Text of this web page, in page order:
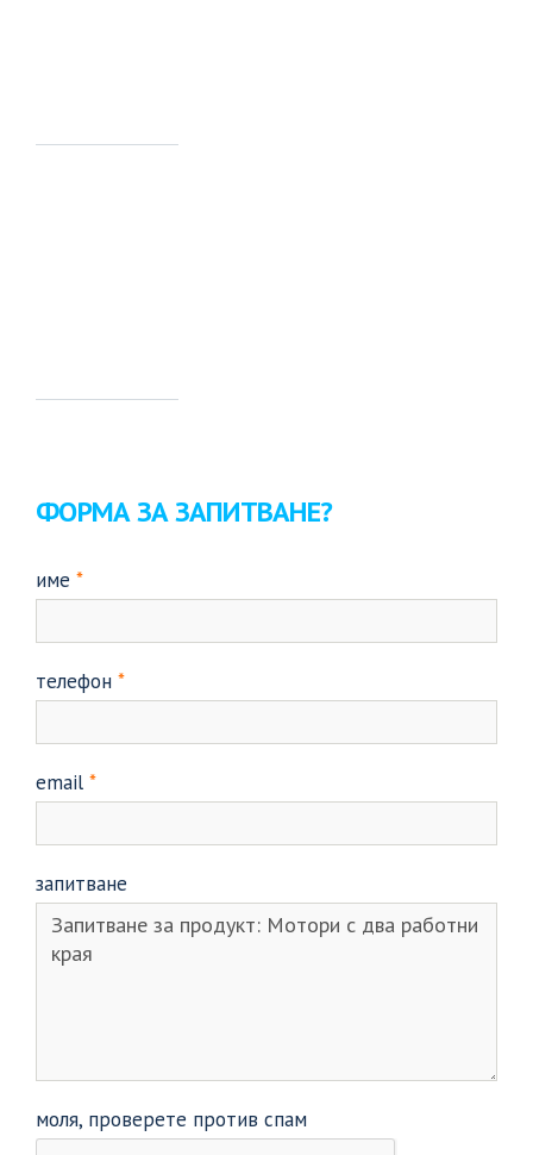
ФОРМА ЗА ЗАПИТВАНЕ?
име *
телефон *
email *
запитване
моля, проверете против спам